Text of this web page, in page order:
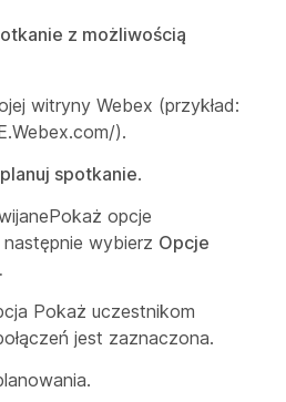
z możliwością
witryny Webex (przykład:
).
spotkanie.
Pokaż opcje
następnie wybierz Opcje
Pokaż uczestnikom
jest zaznaczona.